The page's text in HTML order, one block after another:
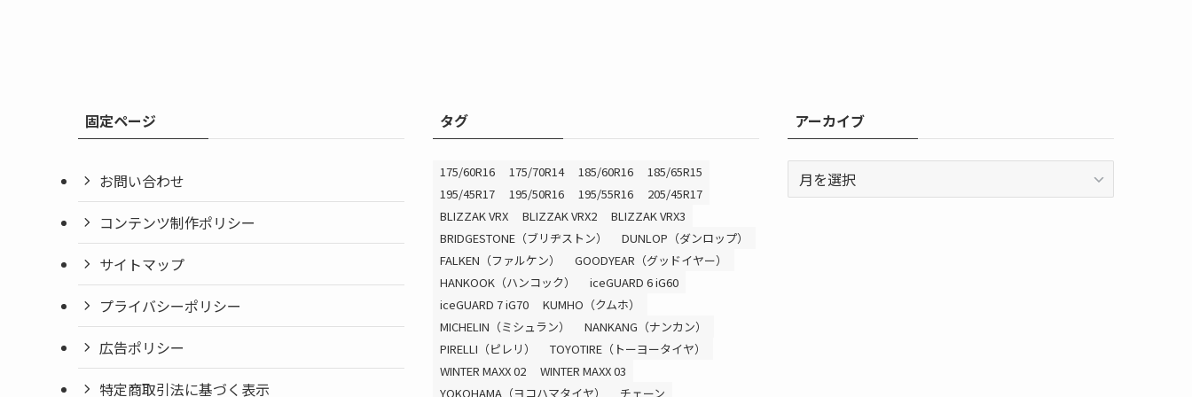
固定ページ
お問い合わせ
コンテンツ制作ポリシー
サイトマップ
プライバシーポリシー
広告ポリシー
特定商取引法に基づく表示
タグ
175/60R16 175/70R14 185/60R16
185/65R15
195/45R17
195/50R16 195/55R16
205/45R17
BLIZZAK VRX
BLIZZAK VRX2
BLIZZAK VRX3
BRIDGESTONE（ブリヂストン）
DUNLOP（ダンロップ）
FALKEN（ファルケン）
GOODYEAR（グッドイヤー）
HANKOOK（ハンコック）
iceGUARD 6 iG60
iceGUARD 7 iG70
KUMHO（クムホ）
MICHELIN（ミシュラン）
NANKANG（ナンカン）
PIRELLI（ピレリ）
TOYOTIRE（トーヨータイヤ）
WINTER MAXX 02
WINTER MAXX 03
YOKOHAMA（ヨコハマタイヤ）
チェーン
アーカイブ
ー